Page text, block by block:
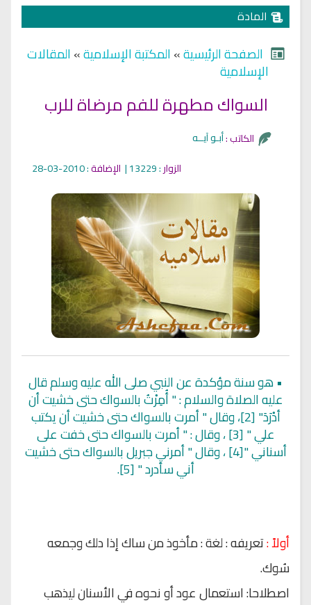
المادة
الصفحة الرئيسية»المكتبة الإسلامية»المقالات
الإسلامية
الكاتب :
الزوار: 13229 | الإضافة: 2010-03-28
•هو سنة مؤكدة عن النبي صلى الله عليه وسلم قال
عليه الصلاة والسلام : " أُمِرْتُ بالسواك حتى خشيت أن
أدْرَدَ" [2]، وقال " أمرت بالسواك حتى خشيت أن يكتب
علي " [3] ، وقال : " أمرت بالسواك حتى خفت على
أسناني "[4] ، وقال " أمرني جبريل بالسواك حتى خشيت
أني سأدرد " [5].
أولاً :تعريفه : لغة : مأخوذ من ساك إذا دلك وجمعه
سُوك.
اصطلاحا: استعمال عود أو نحوه في الأسنان ليذهب